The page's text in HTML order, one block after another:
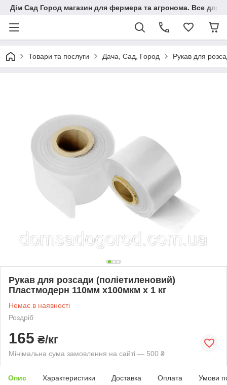
Дім Сад Город магазин для фермера та агронома. Все для
Товари та послуги Дача, Сад, Город Рукав для
Рукав для розсади (поліетиленовий)
Пластмодерн 110мм х100мкм х 1 кг
Немає в наявності
Роздріб
165 ₴/кг
Мінімальна сума замовлення на сайті — 500 ₴
Опис Характеристики Доставка Оплата Умови